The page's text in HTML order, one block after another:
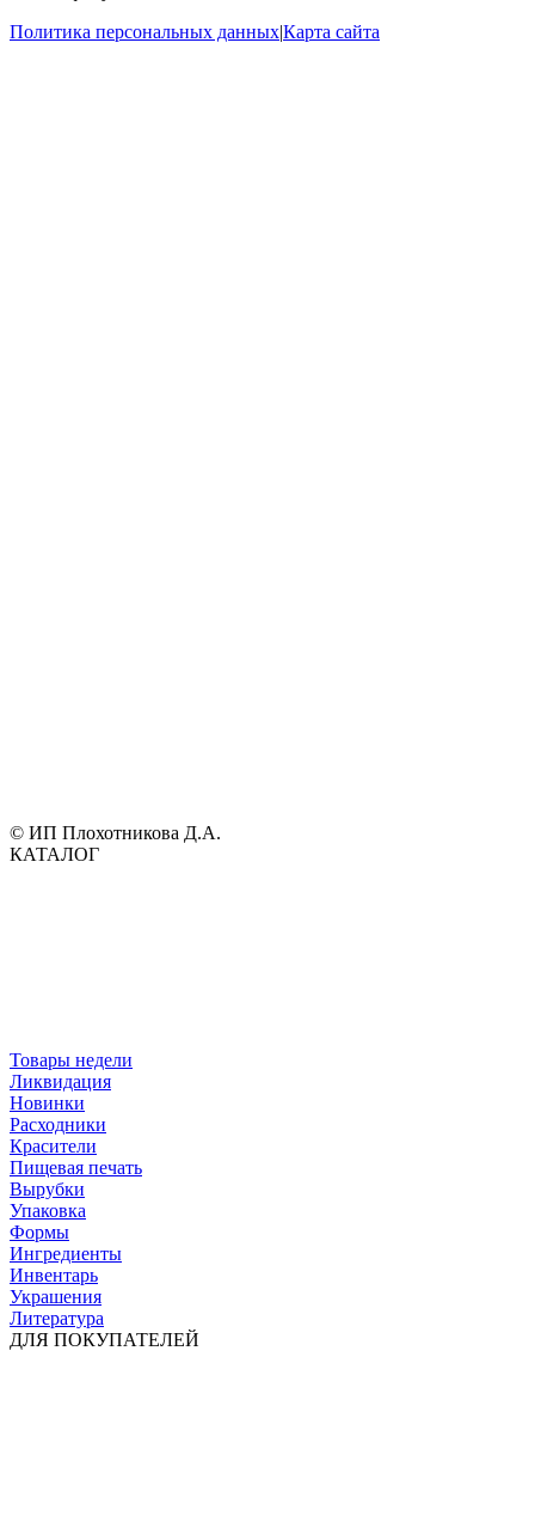
Политика персональных данных|Карта сайта
© ИП Плохотникова Д.А.
КАТАЛОГ
Товары недели
Ликвидация
Новинки
Расходники
Красители
Пищевая печать
Вырубки
Упаковка
Формы
Ингредиенты
Инвентарь
Украшения
Литература
ДЛЯ ПОКУПАТЕЛЕЙ